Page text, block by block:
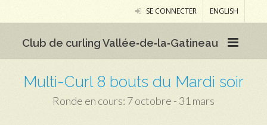
SE CONNECTER ENGLISH
Club de curling Vallée‑de‑la‑Gatineau
Multi-Curl 8 bouts du Mardi soir
Ronde en cours: 7 octobre - 31 mars